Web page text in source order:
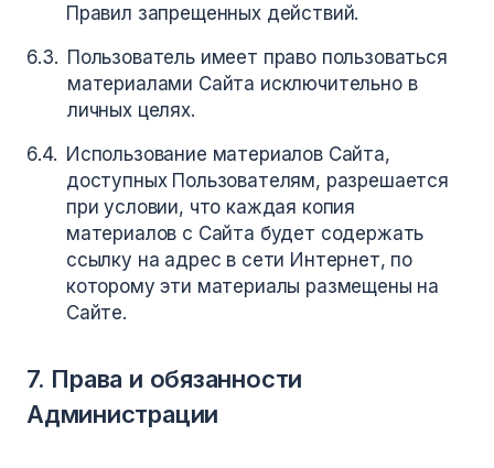
Правил запрещенных действий.
Пользователь имеет право пользоваться
материалами Сайта исключительно в
личных целях.
Использование материалов Сайта,
доступных Пользователям, разрешается
при условии, что каждая копия
материалов с Сайта будет содержать
ссылку на адрес в сети Интернет, по
которому эти материалы размещены на
Сайте.
7. Права и обязанности
Администрации